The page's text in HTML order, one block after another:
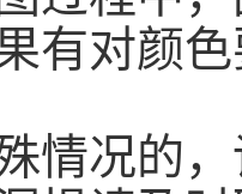
有对颜
情况的